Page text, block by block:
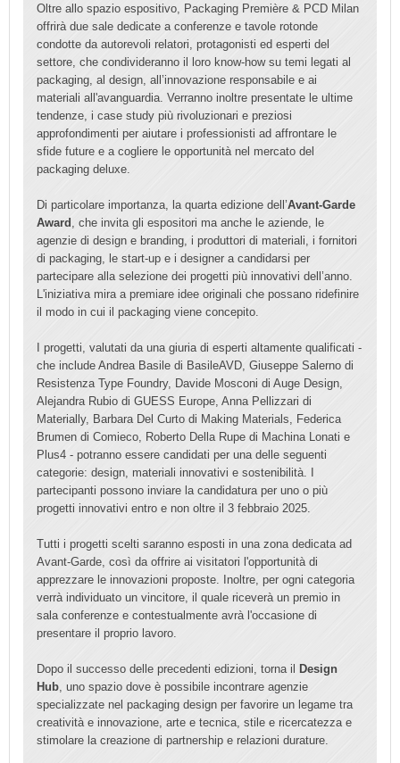
Oltre allo spazio espositivo, Packaging Première & PCD Milan
offrirà due sale dedicate a conferenze e tavole rotonde
condotte da autorevoli relatori, protagonisti ed esperti del
settore, che condivideranno il loro know-how su temi legati al
packaging, al design, all’innovazione responsabile e ai
materiali all'avanguardia. Verranno inoltre presentate le ultime
tendenze, i case study più rivoluzionari e preziosi
approfondimenti per aiutare i professionisti ad affrontare le
sfide future e a cogliere le opportunità nel mercato del
packaging deluxe.
Di particolare importanza, la quarta edizione dell’Avant-Garde
Award , che invita gli espositori ma anche le aziende, le
agenzie di design e branding, i produttori di materiali, i fornitori
di packaging, le start-up e i designer a candidarsi per
partecipare alla selezione dei progetti più innovativi dell’anno.
L'iniziativa mira a premiare idee originali che possano ridefinire
il modo in cui il packaging viene concepito.
I progetti, valutati da una giuria di esperti altamente qualificati -
che include Andrea Basile di BasileAVD, Giuseppe Salerno di
Resistenza Type Foundry, Davide Mosconi di Auge Design,
Alejandra Rubio di GUESS Europe, Anna Pellizzari di
Materially, Barbara Del Curto di Making Materials, Federica
Brumen di Comieco, Roberto Della Rupe di Machina Lonati e
Plus4 - potranno essere candidati per una delle seguenti
categorie: design, materiali innovativi e sostenibilità. I
partecipanti possono inviare la candidatura per uno o più
progetti innovativi entro e non oltre il 3 febbraio 2025.
Tutti i progetti scelti saranno esposti in una zona dedicata ad
Avant-Garde, così da offrire ai visitatori l'opportunità di
apprezzare le innovazioni proposte. Inoltre, per ogni categoria
verrà individuato un vincitore, il quale riceverà un premio in
sala conferenze e contestualmente avrà l'occasione di
presentare il proprio lavoro.
Dopo il successo delle precedenti edizioni, torna il Design
Hub , uno spazio dove è possibile incontrare agenzie
specializzate nel packaging design per favorire un legame tra
creatività e innovazione, arte e tecnica, stile e ricercatezza e
stimolare la creazione di partnership e relazioni durature.